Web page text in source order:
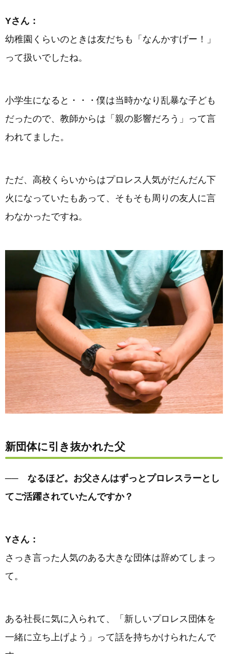
Yさん：
幼稚園くらいのときは友だちも「なんかすげー！」
って扱いでしたね。
小学生になると・・・僕は当時かなり乱暴な子ども
だったので、教師からは「親の影響だろう」って言
われてました。
ただ、高校くらいからはプロレス人気がだんだん下
火になっていたもあって、そもそも周りの友人に言
わなかったですね。
新団体に引き抜かれた父
── なるほど。お父さんはずっとプロレスラーとし
てご活躍されていたんですか？
Yさん：
さっき言った人気のある大きな団体は辞めてしまっ
て。
ある社長に気に入られて、「新しいプロレス団体を
一緒に立ち上げよう」って話を持ちかけられたんで